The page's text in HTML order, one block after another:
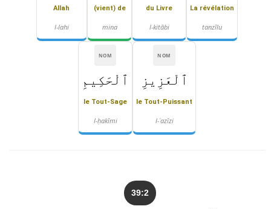
La révélation
tanzīlu
du Livre
l-kitābi
(vient) de
mina
Allah
l-lahi
NOM
ٱلْعَزِيزِ
le Tout-Puissant
l-ʿazīzi
NOM
ٱلْحَكِيمِ
le Tout-Sage
l-ḥakīmi
39:2